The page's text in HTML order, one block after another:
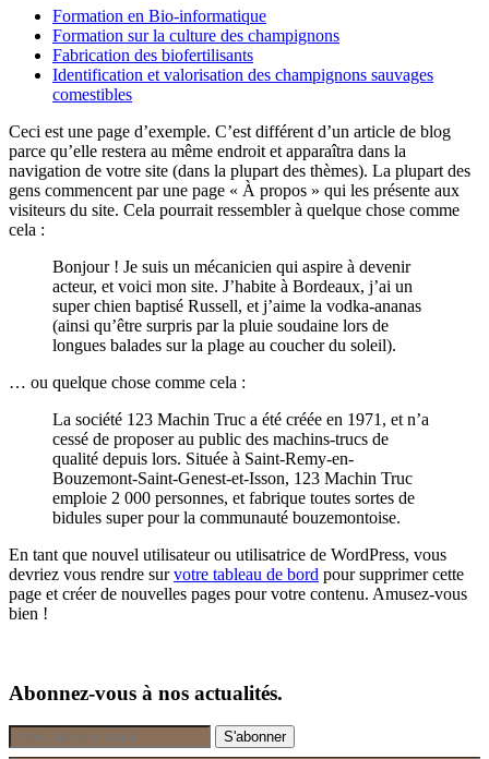
Formation en Bio-informatique
Formation sur la culture des champignons
Fabrication des biofertilisants
Identification et valorisation des champignons sauvages
comestibles
Ceci est une page d’exemple. C’est différent d’un article de blog
parce qu’elle restera au même endroit et apparaîtra dans la
navigation de votre site (dans la plupart des thèmes). La plupart des
gens commencent par une page « À propos » qui les présente aux
visiteurs du site. Cela pourrait ressembler à quelque chose comme
cela :
Bonjour ! Je suis un mécanicien qui aspire à devenir
acteur, et voici mon site. J’habite à Bordeaux, j’ai un
super chien baptisé Russell, et j’aime la vodka-ananas
(ainsi qu’être surpris par la pluie soudaine lors de
longues balades sur la plage au coucher du soleil).
… ou quelque chose comme cela :
La société 123 Machin Truc a été créée en 1971, et n’a
cessé de proposer au public des machins-trucs de
qualité depuis lors. Située à Saint-Remy-en-
Bouzemont-Saint-Genest-et-Isson, 123 Machin Truc
emploie 2 000 personnes, et fabrique toutes sortes de
bidules super pour la communauté bouzemontoise.
En tant que nouvel utilisateur ou utilisatrice de WordPress, vous
devriez vous rendre survotre tableau de bord pour supprimer cette
page et créer de nouvelles pages pour votre contenu. Amusez-vous
bien !
Abonnez-vous à nos actualités.